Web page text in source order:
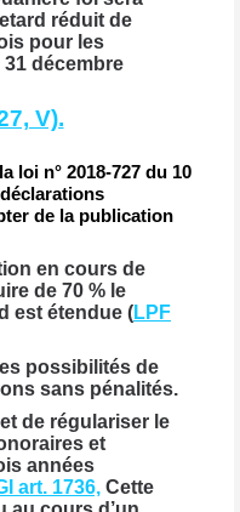
réduit de
pour les
décembre
V).
loi n° 2018-727 du 10
de la publication
en cours de
de 70 % le
est étendue (LPF
possibilités de
sans pénalités.
de régulariser le
et
années
art. 1736, Cette